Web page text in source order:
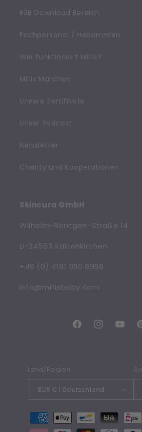
B2B Download Bereich
Fachpersonal / Hebammen
Wie funktioniert Millis?
Millis Märchen
Unsere Zertifikate
Unser Podcast
Newsletter
Charity und Kooperationen
Skincura GmbH
Wilhelm-Röntgen-Straße 14
D-24568 Kaltenkirchen
+49 (0) 4191 990 8998
info@millisbaby.com
FacebookInstagram
Land/Region
EUR € | Deutschland
Zahlungsmethoden